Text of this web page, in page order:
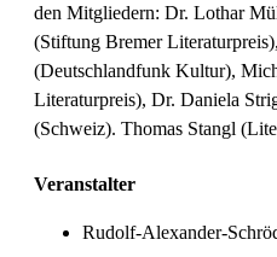
den Mitgliedern: Dr. Lothar
(Stiftung Bremer
(Deutschlandfunk Kultur),
Literaturpreis), Dr. Daniela
(Schweiz). Thomas Stangl
Veranstalter
Rudolf-Alexander-